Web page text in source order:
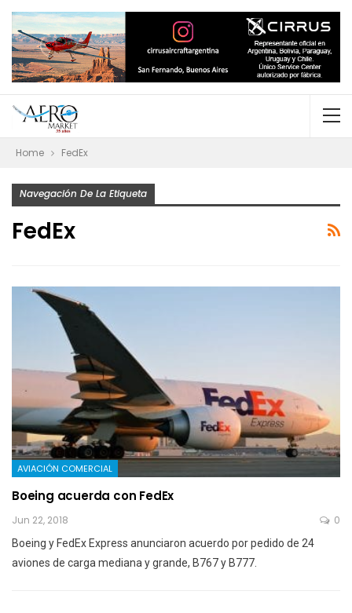
Home FedEx
Navegación De La Etiqueta
FedEx
AVIACIÓN COMERCIAL
Boeing acuerda con FedEx
Jun 22, 2018 0
Boeing y FedEx Express anunciaron acuerdo por pedido de 24
aviones de carga mediana y grande, B767 y B777.